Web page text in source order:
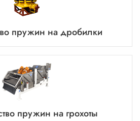
пружин на дробилки
пружин на грохоты